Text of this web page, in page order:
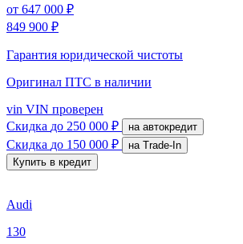
от 647 000 ₽
849 900 ₽
Гарантия юридической чистоты
Оригинал ПТС в наличии
vin VIN проверен
Скидка до 250 000 ₽ на автокредит
Скидка до 150 000 ₽
на Trade-In
Купить в кредит
Audi
130